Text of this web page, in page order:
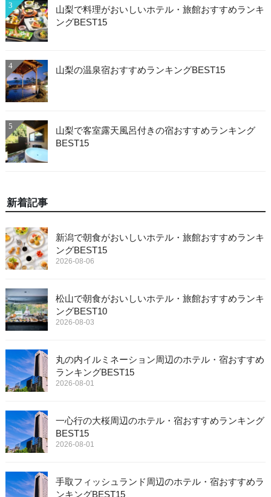
3
山梨で料理がおいしいホテル・旅館おすすめランキ
ングBEST15
4 山梨の温泉宿おすすめランキングBEST15
5
山梨で客室露天風呂付きの宿おすすめランキング
BEST15
新着記事
新潟で朝食がおいしいホテル・旅館おすすめランキ
ングBEST15
2026-08-06
松山で朝食がおいしいホテル・旅館おすすめランキ
ングBEST10
2026-08-03
丸の内イルミネーション周辺のホテル・宿おすすめ
ランキングBEST15
2026-08-01
一心行の大桜周辺のホテル・宿おすすめランキング
BEST15
2026-08-01
手取フィッシュランド周辺のホテル・宿おすすめラ
ンキングBEST15